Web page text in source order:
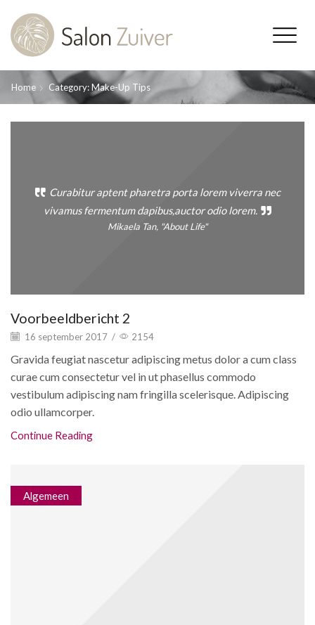
Home Category: Make-Up Tips
Curabitur aptent pharetra porta lorem viverra nec
vivamus fermentum dapibus,auctor odio lorem.
Mikaela Tan, "About Life"
Voorbeeldbericht 2
16 september 2017 / 2154
Gravida feugiat nascetur adipiscing metus dolor a cum class
curae cum consectetur vel in ut phasellus commodo
vestibulum adipiscing nam fringilla scelerisque. Adipiscing
odio ullamcorper.
Continue Reading
Algemeen